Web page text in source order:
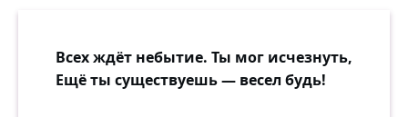
Всех ждёт небытие. Ты мог исчезнуть,
Ещё ты существуешь — весел будь!